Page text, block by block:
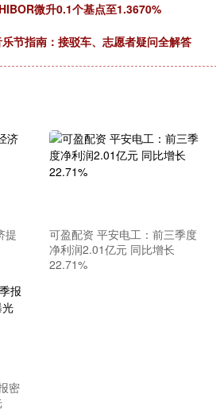
微升0.1个基点至1.3670%
节指南：接驳车、志愿者疑问全解答
提
可盈配资 平安电工：前三季度
净利润2.01亿元 同比增长
22.71%
密